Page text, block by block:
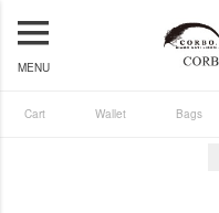
MENU
Cart Wallet Bags